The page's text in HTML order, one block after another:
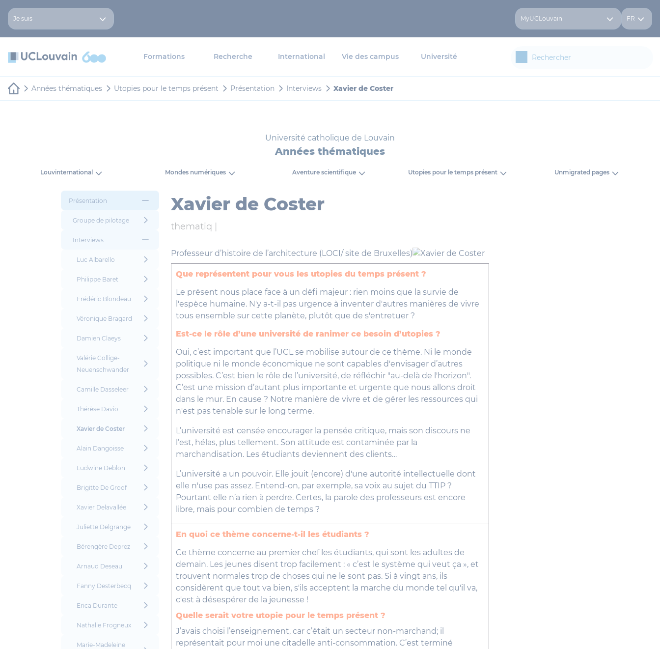
Panneau de gestion des cookies
Je suis MyUCLouvain FR
Formations Recherche International Vie des campus Université
Années thématiques Utopies pour le temps présent Présentation Interviews Xavier de Coster
Université catholique de Louvain
Années thématiques
Louvinternational Mondes numériques Aventure scientifique Utopies pour le temps présent Unmigrated pages
Présentation
Groupe de pilotage
Interviews
Luc Albarello
Philippe Baret
Frédéric Blondeau
Véronique Bragard
Damien Claeys
Valérie Collige-
Neuenschwander
Camille Dasseleer
Thérèse Davio
Xavier de Coster
Alain Dangoisse
Ludwine Deblon
Brigitte De Groof
Xavier Delavallée
Juliette Delgrange
Bérengère Deprez
Arnaud Deseau
Fanny Desterbecq
Erica Durante
Nathalie Frogneux
Marie-Madeleine
Xavier de Coster
thematiq |
Professeur d’histoire de l’architecture (LOCI/ site de Bruxelles)
Que représentent pour vous les utopies du temps présent ?
Le présent nous place face à un défi majeur : rien moins que la survie de
l'espèce humaine. N'y a-t-il pas urgence à inventer d'autres manières de vivre
tous ensemble sur cette planète, plutôt que de s'entretuer ?
Est-ce le rôle d’une université de ranimer ce besoin d’utopies ?
Oui, c’est important que l’UCL se mobilise autour de ce thème. Ni le monde
politique ni le monde économique ne sont capables d'envisager d’autres
possibles. C’est bien le rôle de l’université, de réfléchir "au-delà de l'horizon".
C’est une mission d’autant plus importante et urgente que nous allons droit
dans le mur. En cause ? Notre manière de vivre et de gérer les ressources qui
n'est pas tenable sur le long terme.
L’université est censée encourager la pensée critique, mais son discours ne
l’est, hélas, plus tellement. Son attitude est contaminée par la
marchandisation. Les étudiants deviennent des clients…
L’université a un pouvoir. Elle jouit (encore) d'une autorité intellectuelle dont
elle n'use pas assez. Entend-on, par exemple, sa voix au sujet du TTIP ?
Pourtant elle n’a rien à perdre. Certes, la parole des professeurs est encore
libre, mais pour combien de temps ?
En quoi ce thème concerne-t-il les étudiants ?
Ce thème concerne au premier chef les étudiants, qui sont les adultes de
demain. Les jeunes disent trop facilement : « c’est le système qui veut ça », et
trouvent normales trop de choses qui ne le sont pas. Si à vingt ans, ils
considèrent que tout va bien, s'ils acceptent la marche du monde tel qu'il va,
c'est à désespérer de la jeunesse !
Quelle serait votre utopie pour le temps présent ?
J’avais choisi l’enseignement, car c’était un secteur non-marchand; il
représentait pour moi une citadelle anti-consommation. C’est terminé